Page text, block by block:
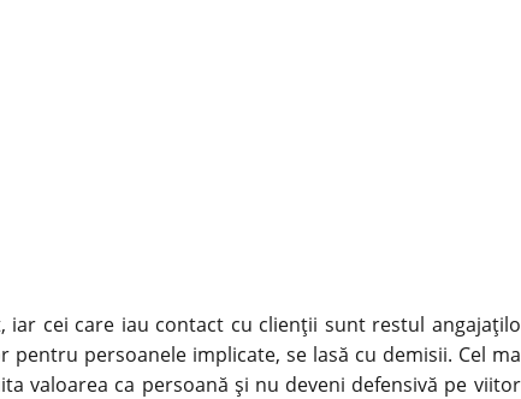
cei care iau contact cu clienții sunt restul
persoanele implicate, se lasă cu demisii. Cel
valoarea ca persoană și nu deveni defensivă pe